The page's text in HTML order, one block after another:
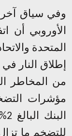
وفي سياق
الأوروبي أن
المتحدة
إطلاق النار
من المخاطر
مؤشرات
للتضخم ما